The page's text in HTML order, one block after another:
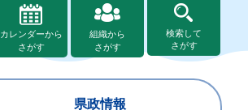
カレンダーから
さがす
組織から
さがす
検索して
さがす
県政情報